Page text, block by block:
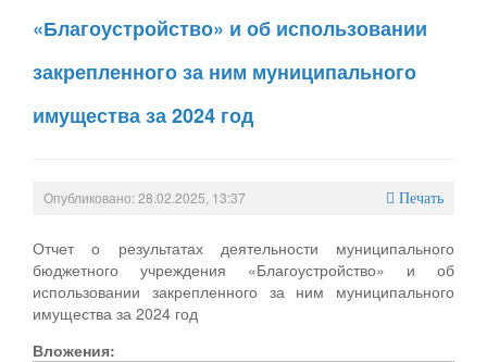
«Благоустройство» и об использовании
закрепленного за ним муниципального
имущества за 2024 год
Опубликовано: 28.02.2025, 13:37 Печать
Отчет о результатах деятельности муниципального
бюджетного учреждения «Благоустройство» и об
использовании закрепленного за ним муниципального
имущества за 2024 год
Вложения: